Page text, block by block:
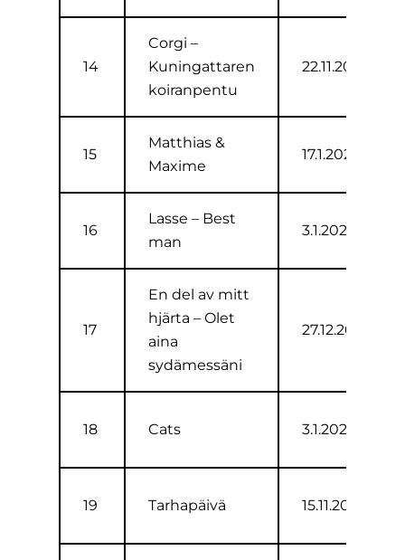
14
Corgi –
Kuningattaren
koiranpentu
22.11.2019
15
Matthias &
Maxime
17.1.2020
16
Lasse – Best
man
3.1.2020
17
En del av mitt
hjärta – Olet
aina
sydämessäni
27.12.2019
18 Cats 3.1.2020
19 Tarhapäivä 15.11.2019